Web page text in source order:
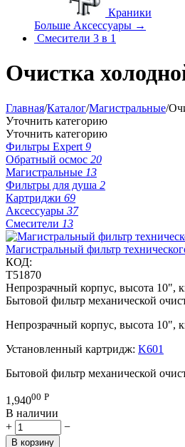
Краники
Больше Аксессуары →
Смесители 3 в 1
Очистка
Главная/Каталог/Магистральные/
Уточнить категорию
Уточнить категорию
Фильтры Expert 9
Обратный осмос 20
Магистральные 13
Фильтры для душа 2
Картриджи 69
Аксессуары 37
Смесители 13
Магистральный фильтр
КОД:
T51870
Непрозрачный корпус, высота 10",
Бытовой фильтр механической
Непрозрачный корпус, высота 10",
Установленный картридж: K601
Бытовой фильтр механической
1,94000 Р
В наличии
+
−
В корзину